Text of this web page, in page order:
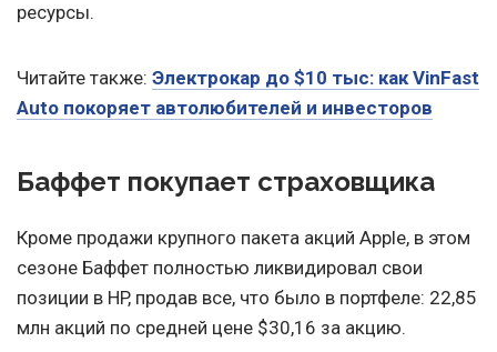
ресурсы.
Читайте также: Электрокар до $10 тыс: как VinFast
Auto покоряет автолюбителей и инвесторов
Баффет покупает страховщика
Кроме продажи крупного пакета акций Apple, в этом
сезоне Баффет полностью ликвидировал свои
позиции в HP, продав все, что было в портфеле: 22,85
млн акций по средней цене $30,16 за акцию.